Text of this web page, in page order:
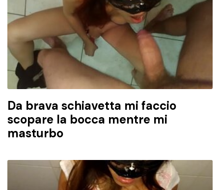
Da brava schiavetta mi faccio
scopare la bocca mentre mi
masturbo